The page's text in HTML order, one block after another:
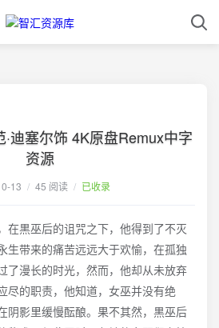
迪塞尔饰 4K原盘Remux中字
资源
13 / 45 阅读 / 已收录
在黒巫后的诅咒之下，他得到了不灭
生带来的痛苦远远大于欢愉，在孤独
了漫长的时光，然而，他却从未放弃
尽的职责，他知道，女巫并没有绝
阴影里缓慢酝酿。果不其然，黒巫后